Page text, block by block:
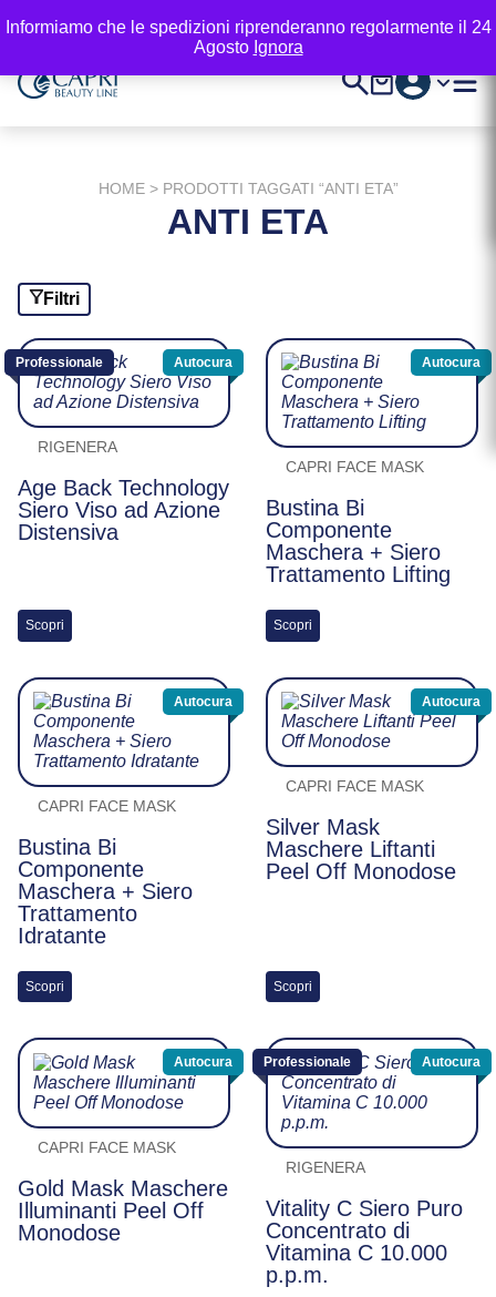
Informiamo che le spedizioni riprenderanno regolarmente il 24
Agosto Ignora
al
Area professionisti
CercaCarrelloAccount
HOME> PRODOTTI TAGGATI “ANTI ETA”
ANTI ETA
Filtri
Professionale Autocura
RIGENERA
Age Back Technology
Siero Viso ad Azione
Distensiva
Scopri
Autocura
CAPRI FACE MASK
Bustina Bi
Componente
Maschera + Siero
Trattamento Lifting
Scopri
Autocura
CAPRI FACE MASK
Bustina Bi
Componente
Maschera + Siero
Trattamento
Idratante
Scopri
Autocura
CAPRI FACE MASK
Silver Mask
Maschere Liftanti
Peel Off Monodose
Scopri
Autocura
CAPRI FACE MASK
Gold Mask Maschere
Illuminanti Peel Off
Monodose
Professionale Autocura
RIGENERA
Vitality C Siero Puro
Concentrato di
Vitamina C 10.000
p.p.m.